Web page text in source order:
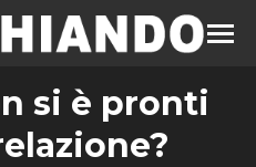
si è pronti